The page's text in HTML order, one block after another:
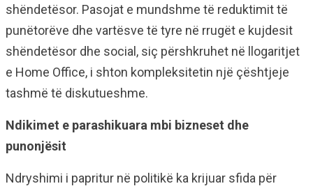
shëndetësor. Pasojat e mundshme të reduktimit të
punëtorëve dhe vartësve të tyre në rrugët e kujdesit
shëndetësor dhe social, siç përshkruhet në llogaritjet
e Home Office, i shton kompleksitetin një çështjeje
tashmë të diskutueshme.
Ndikimet e parashikuara mbi bizneset dhe
punonjësit
Ndryshimi i papritur në politikë ka krijuar sfida për